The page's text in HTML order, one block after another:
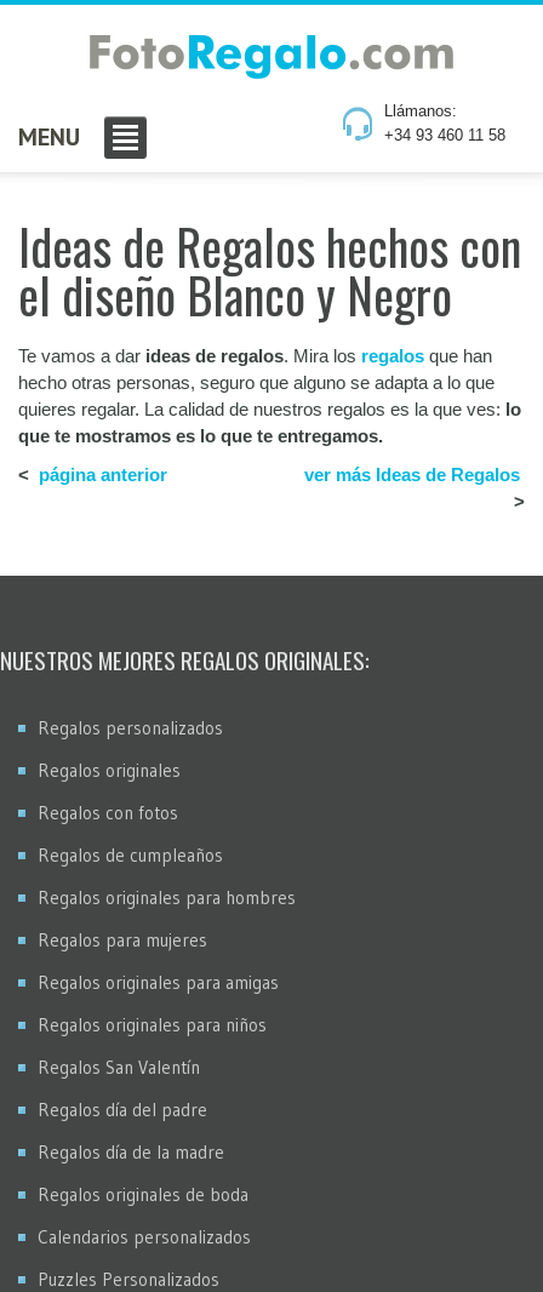
Llámanos:
+34 93 460 11 58
MENU
Ideas de Regalos hechos con
el diseño Blanco y Negro
Te vamos a dar ideas de regalos. Mira los regalos que han
hecho otras personas, seguro que alguno se adapta a lo que
quieres regalar. La calidad de nuestros regalos es la que ves: lo
que te mostramos es lo que te entregamos.
< página anterior
ver más Ideas de Regalos
>
NUESTROS MEJORES REGALOS ORIGINALES:
Regalos personalizados
Regalos originales
Regalos con fotos
Regalos de cumpleaños
Regalos originales para hombres
Regalos para mujeres
Regalos originales para amigas
Regalos originales para niños
Regalos San Valentín
Regalos día del padre
Regalos día de la madre
Regalos originales de boda
Calendarios personalizados
Puzzles Personalizados